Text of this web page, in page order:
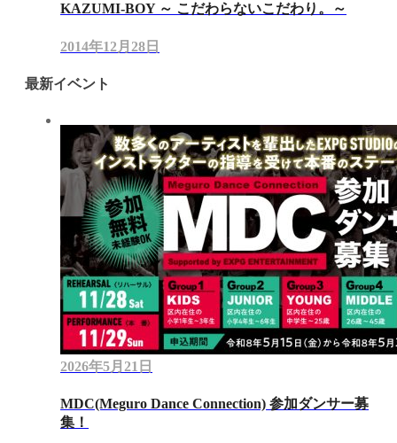
KAZUMI-BOY ～ こだわらないこだわり。～
2014年12月28日
最新イベント
2026年5月21日
MDC(Meguro Dance Connection) 参加ダンサー募
集！